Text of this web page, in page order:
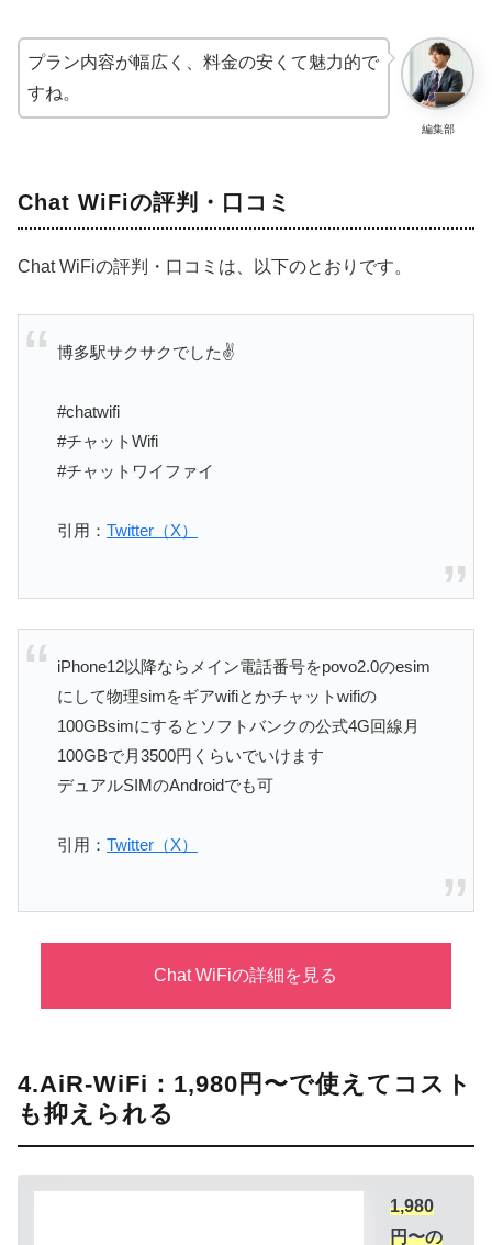
編集部
プラン内容が幅広く、料金の安くて魅力的で
すね。
Chat WiFiの評判・口コミ
Chat WiFiの評判・口コミは、以下のとおりです。
博多駅サクサクでした✌️
#chatwifi
#チャットWifi
#チャットワイファイ
引用：Twitter（X）
iPhone12以降ならメイン電話番号をpovo2.0のesim
にして物理simをギアwifiとかチャットwifiの
100GBsimにするとソフトバンクの公式4G回線月
100GBで月3500円くらいでいけます
デュアルSIMのAndroidでも可
引用：Twitter（X）
Chat WiFiの詳細を見る
4.AiR-WiFi：1,980円〜で使えてコスト
も抑えられる
1,980
円〜の